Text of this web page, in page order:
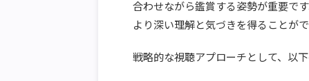
合わせながら鑑賞する姿勢が重要で
より深い理解と気づきを得ることがで
戦略的な視聴アプローチとして、以